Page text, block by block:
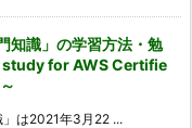
知識」の学習方法・勉
study for AWS Certifie
は2021年3月22 ...